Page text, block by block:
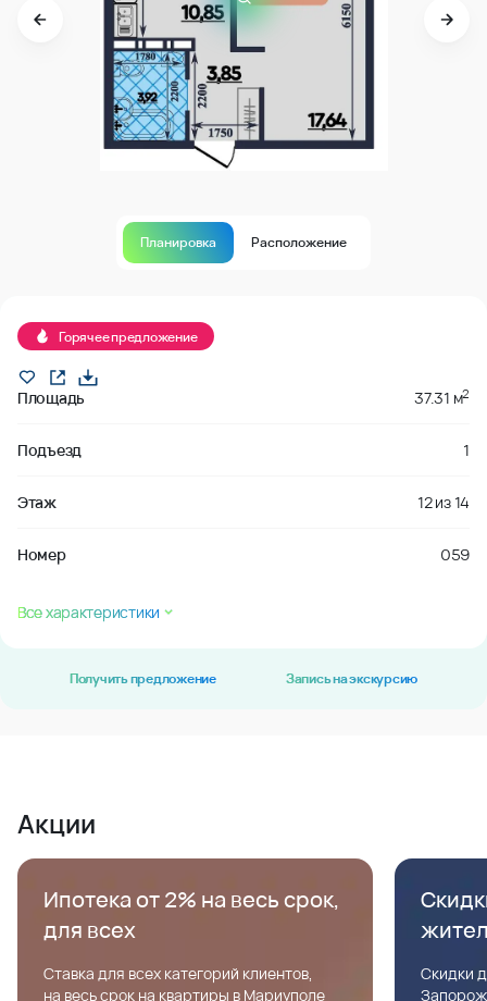
Планировка Расположение
Горячее предложение
Площадь 37.31 м2
Подъезд 1
Этаж 12из14
Номер 059
Все характеристики
Получить предложение Запись на экскурсию
Акции
Ипотека от 2% на весь срок,
для всех
Ставка для всех категорий клиентов,
на весь срок на квартиры в Мариуполе
Скидки